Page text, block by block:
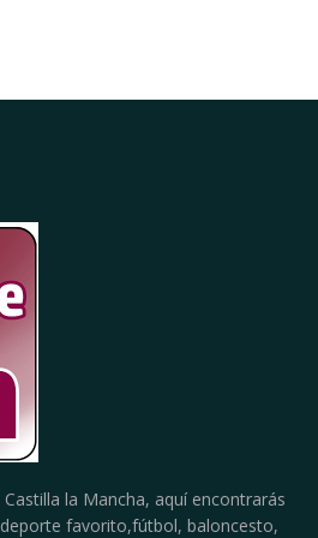
la Mancha, aquí encontrarás
favorito,fútbol, baloncesto,